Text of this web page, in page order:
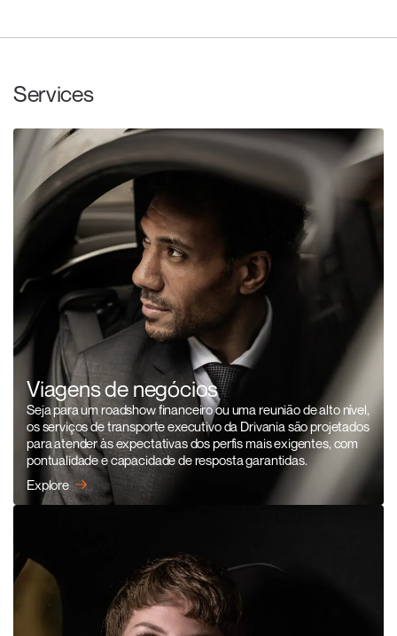
Services
Viagens de negócios
Seja para um roadshow financeiro ou uma reunião de alto nível,
os serviços de transporte executivo da Drivania são projetados
para atender às expectativas dos perfis mais exigentes, com
pontualidade e capacidade de resposta garantidas.
Explore